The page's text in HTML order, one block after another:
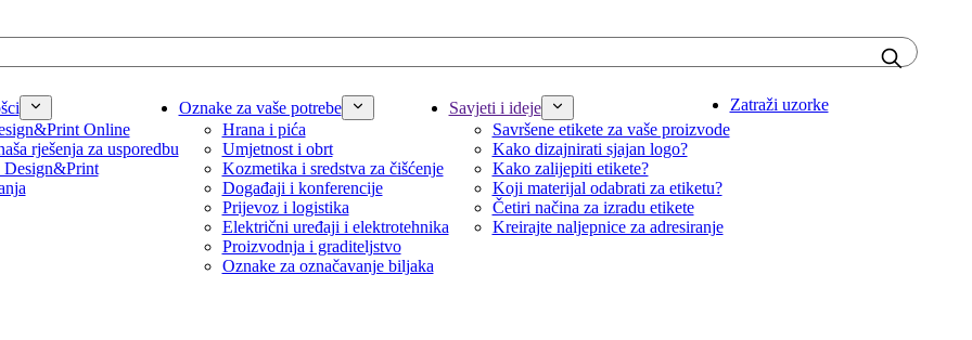
Online
rješenja za usporedbu
Design&Print
Oznake za vaše potrebe
Hrana i pića
Umjetnost i obrt
Kozmetika i sredstva za čišćenje
Događaji i konferencije
Prijevoz i logistika
Električni uređaji i elektrotehnika
Proizvodnja i graditeljstvo
Oznake za označavanje biljaka
Savjeti i ideje
Savršene etikete za vaše proizvode
Kako dizajnirati sjajan logo?
Kako zalijepiti etikete?
Koji materijal odabrati za etiketu?
Četiri načina za izradu etikete
Kreirajte naljepnice za adresiranje
Zatraži uzorke